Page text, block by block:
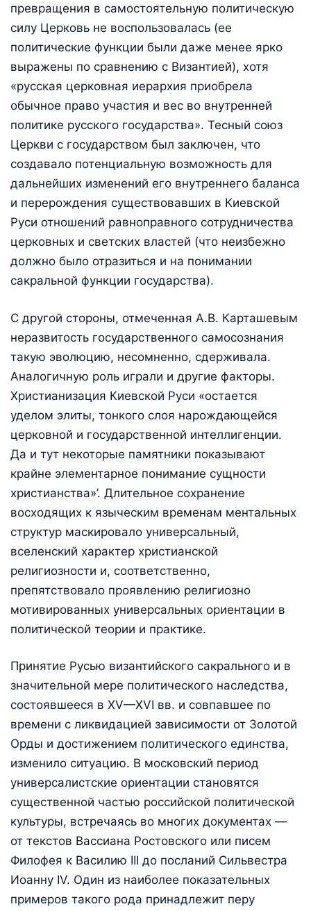
превращения в самостоятельную политическую
силу Церковь не воспользовалась (ее
политические функции были даже менее ярко
выражены по сравнению с Византией), хотя
«русская церковная иерархия приобрела
обычное право участия и вес во внутренней
политике русского государства». Тесный союз
Церкви с государством был заключен, что
создавало потенциальную возможность для
дальнейших изменений его внутреннего баланса
и перерождения существовавших в Киевской
Руси отношений равноправного сотрудничества
церковных и светских властей (что неизбежно
должно было отразиться и на понимании
сакральной функции государства).
С другой стороны, отмеченная А.В. Карташевым
неразвитость государственного самосознания
такую эволюцию, несомненно, сдерживала.
Аналогичную роль играли и другие факторы.
Христианизация Киевской Руси «остается
уделом элиты, тонкого слоя нарождающейся
церковной и государственной интеллигенции.
Да и тут некоторые памятники показывают
крайне элементарное понимание сущности
христианства»’. Длительное сохранение
восходящих к языческим временам ментальных
структур маскировало универсальный,
вселенский характер христианской
религиозности и, соответственно,
препятствовало проявлению религиозно
мотивированных универсальных ориентации в
политической теории и практике.
Принятие Русью византийского сакрального и в
значительной мере политического наследства,
состоявшееся в XV—XVI вв. и совпавшее по
времени с ликвидацией зависимости от Золотой
Орды и достижением политического единства,
изменило ситуацию. В московский период
универсалистские ориентации становятся
существенной частью российской политической
культуры, встречаясь во многих документах —
от текстов Вассиана Ростовского или писем
Филофея к Василию III до посланий Сильвестра
Иоанну IV. Один из наиболее показательных
примеров такого рода принадлежит перу